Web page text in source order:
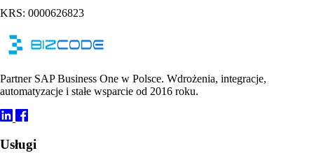
KRS: 0000626823
Partner SAP Business One w Polsce. Wdrożenia, integracje,
automatyzacje i stałe wsparcie od 2016 roku.
Usługi